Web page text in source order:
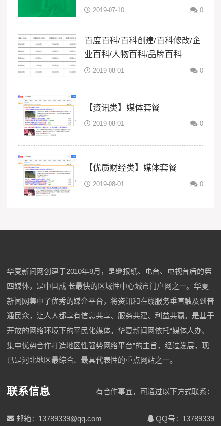
2019-07-10 0
百度百科/百科创建/百科修改/企
业百科/人物百科/品牌百科
2019-08-01 0
【资讯类】媒体套餐
2019-08-01 0
【优质财经类】媒体套餐
2019-08-01 0
华夏新闻网创建于2010年8月，是继报纸、电台、电视台后的第
四媒体，是中国成 长最快的区域性中心城市门户网之一。华夏
新闻网集中了优秀的媒介平台，将资讯和在线服务垂直触及到普
通民众，让人人都享有信息共享、服务共建、利益共赢。是基于
开放的网络环境下的平民化媒体。华夏新闻网依托“媒体人办、
集中优势合作打造地区性强势网络平台”的主旨，经过发展，现
已是河北地区最综合、最具代表性的重点网站之一。
联系信息 有合作事宜，可通过以下方式联系：
邮箱：13789339@qq.com QQ号：13789339